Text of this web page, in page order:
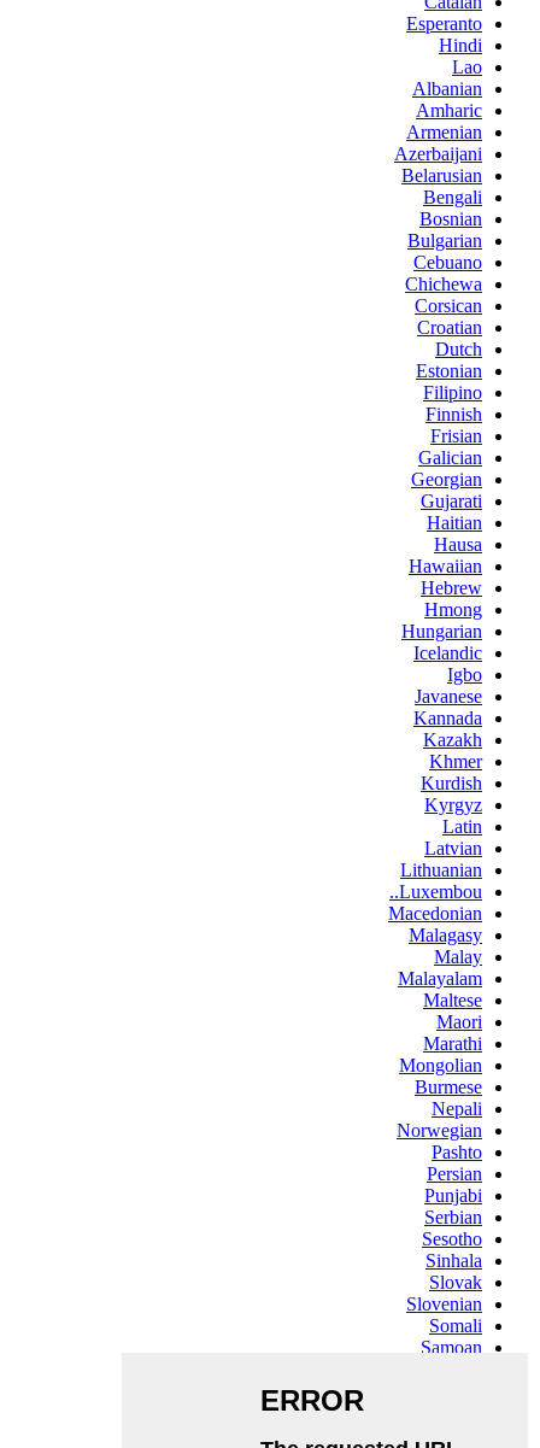
Esperanto
Hindi
Lao
Albanian
Amharic
Armenian
Azerbaijani
Belarusian
Bengali
Bosnian
Bulgarian
Cebuano
Chichewa
Corsican
Croatian
Dutch
Estonian
Filipino
Finnish
Frisian
Galician
Georgian
Gujarati
Haitian
Hausa
Hawaiian
Hebrew
Hmong
Hungarian
Icelandic
Igbo
Javanese
Kannada
Kazakh
Khmer
Kurdish
Kyrgyz
Latin
Latvian
Lithuanian
Luxembou..
Macedonian
Malagasy
Malay
Malayalam
Maltese
Maori
Marathi
Mongolian
Burmese
Nepali
Norwegian
Pashto
Persian
Punjabi
Serbian
Sesotho
Sinhala
Slovak
Slovenian
Somali
Samoan